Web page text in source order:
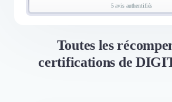
5 avis authentifiés
Toutes les
certifications de